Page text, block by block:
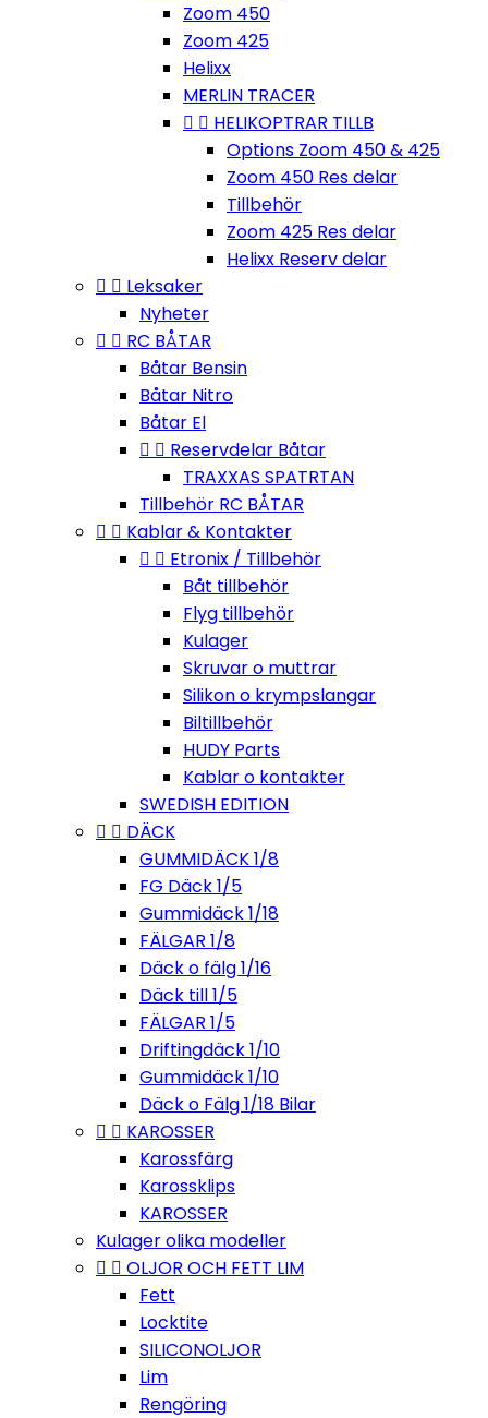
Zoom 450
Zoom 425
Helixx
MERLIN TRACER
  HELIKOPTRAR TILLB
Options Zoom 450 & 425
Zoom 450 Res delar
Tillbehör
Zoom 425 Res delar
Helixx Reserv delar
  Leksaker
Nyheter
  RC BÅTAR
Båtar Bensin
Båtar Nitro
Båtar El
  Reservdelar Båtar
TRAXXAS SPATRTAN
Tillbehör RC BÅTAR
  Kablar & Kontakter
  Etronix / Tillbehör
Båt tillbehör
Flyg tillbehör
Kulager
Skruvar o muttrar
Silikon o krympslangar
Biltillbehör
HUDY Parts
Kablar o kontakter
SWEDISH EDITION
  DÄCK
GUMMIDÄCK 1/8
FG Däck 1/5
Gummidäck 1/18
FÄLGAR 1/8
Däck o fälg 1/16
Däck till 1/5
FÄLGAR 1/5
Driftingdäck 1/10
Gummidäck 1/10
Däck o Fälg 1/18 Bilar
  KAROSSER
Karossfärg
Karossklips
KAROSSER
Kulager olika modeller
  OLJOR OCH FETT LIM
Fett
Locktite
SILICONOLJOR
Lim
Rengöring